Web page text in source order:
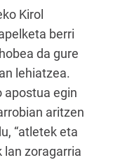
Kirol
berri
da gure
lehiatzea.
apostua egin
aritzen
“atletek eta
lan zoragarria